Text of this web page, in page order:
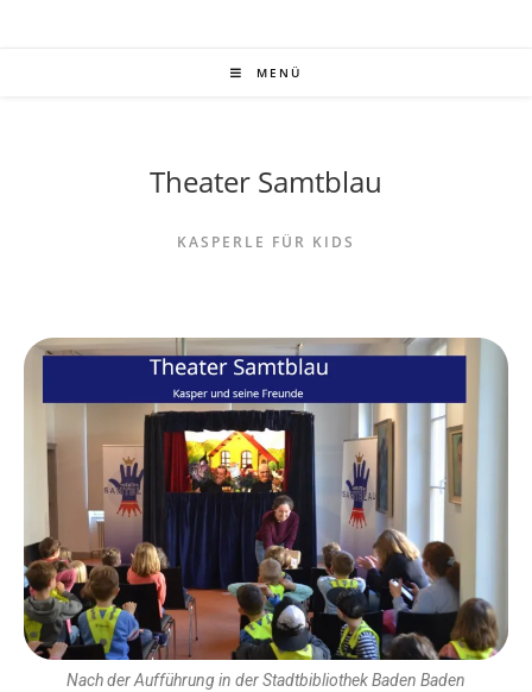
MENÜ
Theater Samtblau
KASPERLE FÜR KIDS
Nach der Aufführung in der Stadtbibliothek Baden Baden